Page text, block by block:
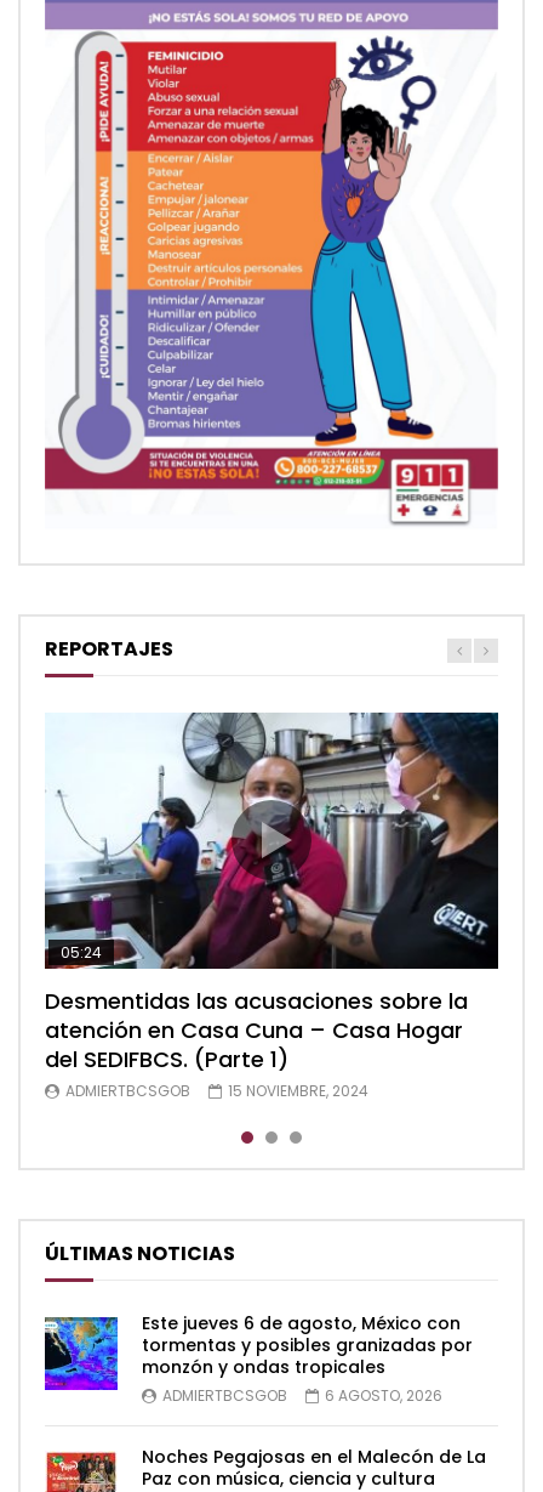
REPORTAJES
05:24
Desmentidas las acusaciones sobre la
atención en Casa Cuna – Casa Hogar
del SEDIFBCS. (Parte 1)
ADMIERTBCSGOB 15 NOVIEMBRE, 2024
04:28
Desmentidas las acusaciones sobre la
atención en Casa Cuna – Casa Hogar
del SEDIFBCS. (Parte 2)
ADMIERTBCSGOB 15 NOVIEMBRE, 2024
05:48
Desmentidas las acusaciones sobre la
atención en Casa Cuna – Casa Hogar
del SEDIFBCS (Parte 3)
ADMIERTBCSGOB 15 NOVIEMBRE, 2024
ÚLTIMAS NOTICIAS
Este jueves 6 de agosto, México con
tormentas y posibles granizadas por
monzón y ondas tropicales
ADMIERTBCSGOB 6 AGOSTO, 2026
Noches Pegajosas en el Malecón de La
Paz con música, ciencia y cultura